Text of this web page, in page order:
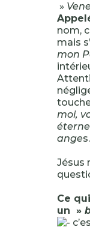
»
nom,
mais
mon
moi,
ange
Jésus
Ce
un »